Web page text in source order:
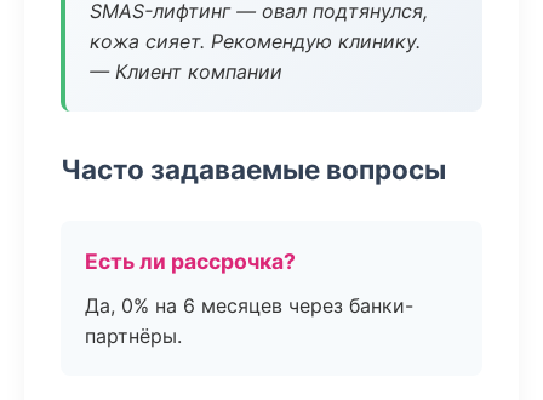
SMAS-лифтинг — овал подтянулся,
кожа сияет. Рекомендую клинику.
— Клиент компании
Часто задаваемые вопросы
Есть ли рассрочка?
Да, 0% на 6 месяцев через банки-
партнёры.